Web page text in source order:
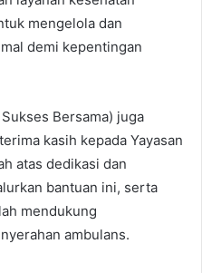
mengelola dan
demi kepentingan
Bersama) juga
kasih kepada Yayasan
atas dedikasi dan
bantuan ini, serta
mendukung
ambulans.